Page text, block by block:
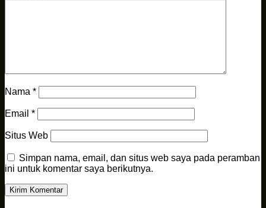
Nama *
Email *
Situs Web
Simpan nama, email, dan situs web saya pada peramban
ini untuk komentar saya berikutnya.